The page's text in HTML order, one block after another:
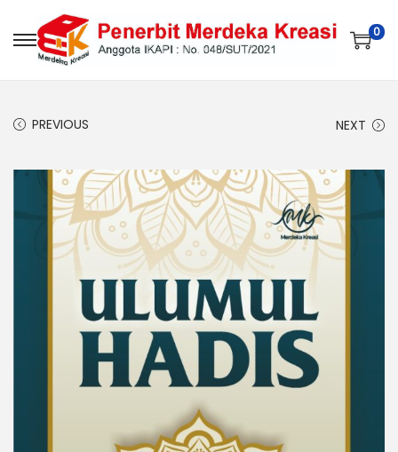
0
PREVIOUS NEXT